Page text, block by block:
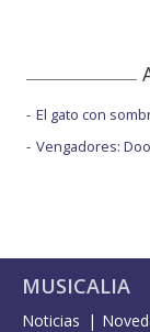
El gato con
Vengadores:
MUSICALIA
Noticias